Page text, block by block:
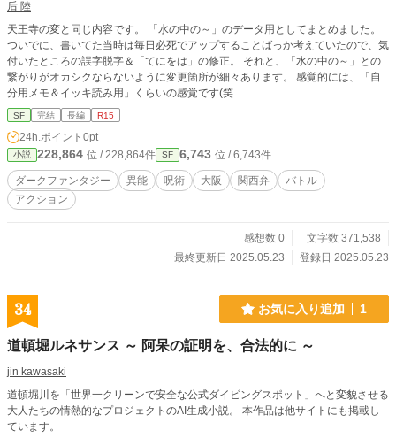
后 陸
天王寺の変と同じ内容です。 「水の中の～」のデータ用としてまとめました。
ついでに、書いてた当時は毎日必死でアップすることばっか考えていたので、気
付いたところの誤字脱字＆「てにをは」の修正。 それと、「水の中の～」との
繋がりがオカシクならないように変更箇所が細々あります。 感覚的には、「自
分用メモ＆イッキ読み用」くらいの感覚です(笑
SF 完結 長編 R15
24h.ポイント 0pt
小説 228,864 位 / 228,864件 SF 6,743 位 / 6,743件
ダークファンタジー 異能 呪術 大阪 関西弁
バトル
アクション
感想数 0
文字数 371,538
最終更新日 2025.05.23
登録日 2025.05.23
34 お気に入り追加 1
道頓堀ルネサンス ～ 阿呆の証明を、合法的に ～
jin kawasaki
道頓堀川を「世界一クリーンで安全な公式ダイビングスポット」へと変貌させる
大人たちの情熱的なプロジェクトのAI生成小説。 本作品は他サイトにも掲載し
ています。